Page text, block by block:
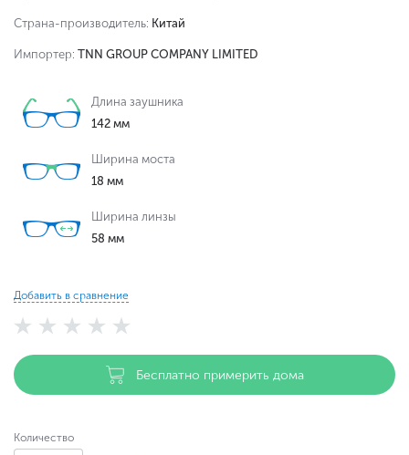
Страна-производитель: Китай
Импортер: TNN GROUP COMPANY LIMITED
Длина заушника
142 мм
Ширина моста
18 мм
Ширина линзы
58 мм
Добавить в сравнение
Бесплатно примерить дома
Количество